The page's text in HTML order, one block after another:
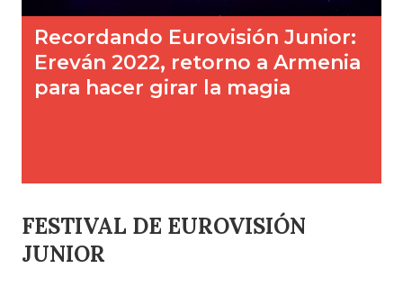
FESTIVAL DE EUROVISIÓN
JUNIOR